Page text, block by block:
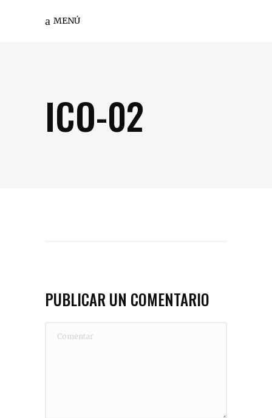
MENÚ
ICO-02
PUBLICAR UN COMENTARIO